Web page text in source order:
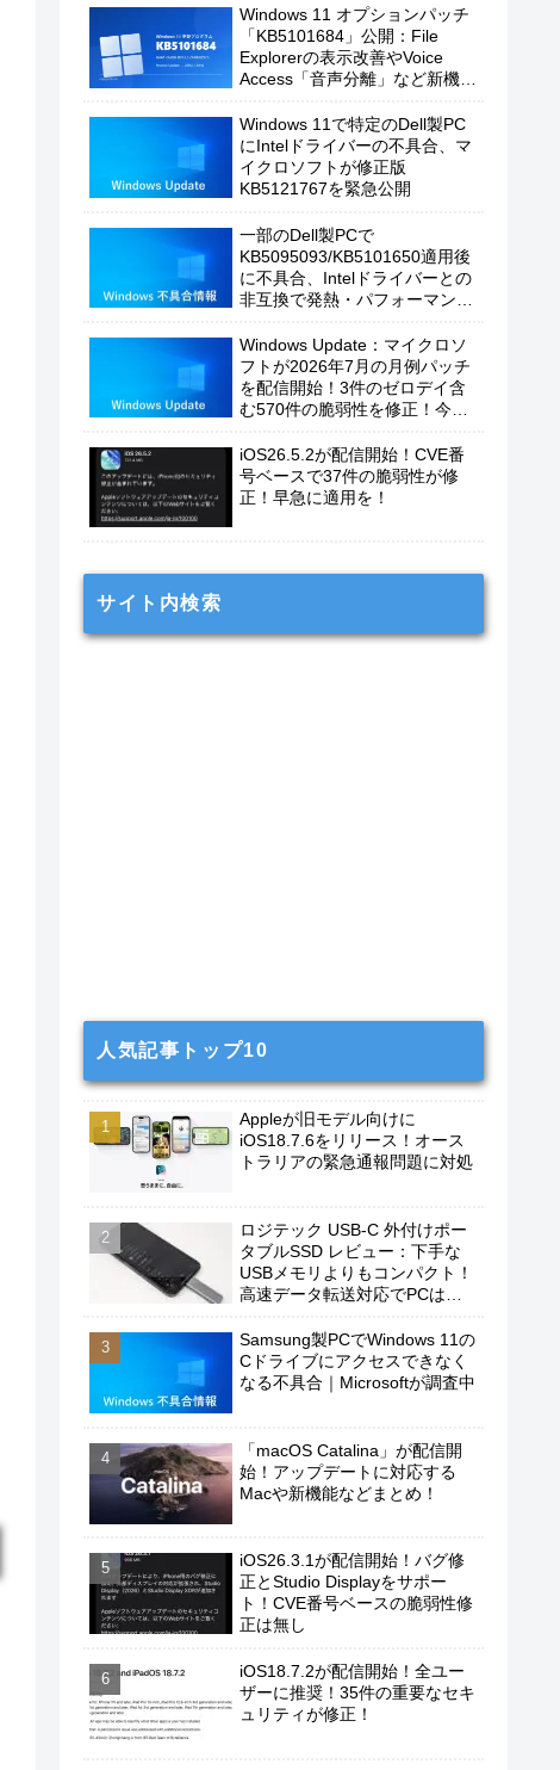
Windows 11 オプションパッチ
「KB5101684」公開：File
Explorerの表示改善やVoice
Access「音声分離」など新機能
Windows 11で特定のDell製PC
にIntelドライバーの不具合、マ
イクロソフトが修正版
KB5121767を緊急公開
一部のDell製PCで
KB5095093/KB5101650適用後
に不具合、Intelドライバーとの
非互換で発熱・パフォーマンス
Windows Update：マイクロソ
フトが2026年7月の月例パッチ
を配信開始！3件のゼロデイ含
む570件の脆弱性を修正！今す
iOS26.5.2が配信開始！CVE番
号ベースで37件の脆弱性が修
正！早急に適用を！
サイト内検索
人気記事トップ10
Appleが旧モデル向けに
iOS18.7.6をリリース！オース
トラリアの緊急通報問題に対処
ロジテック USB-C 外付けポー
タブルSSD レビュー：下手な
USBメモリよりもコンパクト！
高速データ転送対応でPCは勿
もおすすめ！
Samsung製PCでWindows 11の
Cドライブにアクセスできなく
なる不具合｜Microsoftが調査中
「macOS Catalina」が配信開
始！アップデートに対応する
Macや新機能などまとめ！
iOS26.3.1が配信開始！バグ修
正とStudio Displayをサポー
ト！CVE番号ベースの脆弱性修
正は無し
iOS18.7.2が配信開始！全ユー
ザーに推奨！35件の重要なセキ
ュリティが修正！